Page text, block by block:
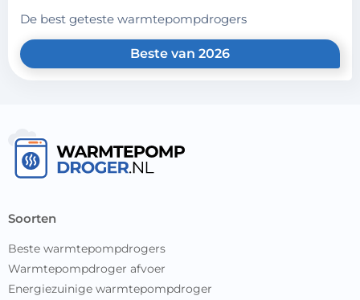
de best geteste warmtepompdrogers
Beste van 2026
soorten
Beste warmtepompdrogers
Warmtepompdroger afvoer
Energiezuinige warmtepompdroger